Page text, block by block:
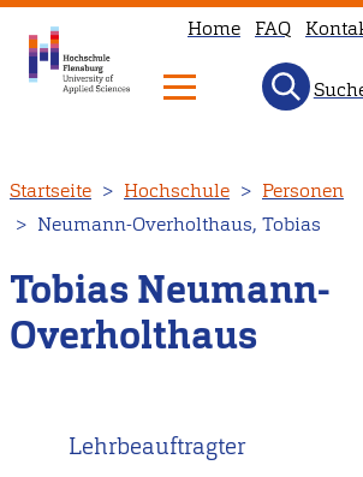
zum
Inhalt
Home FAQ
Startseite Hochschule
Personen
Neumann-Overholthaus, Tobias
Tobias Neumann-
Overholthaus
Lehrbeauftragter